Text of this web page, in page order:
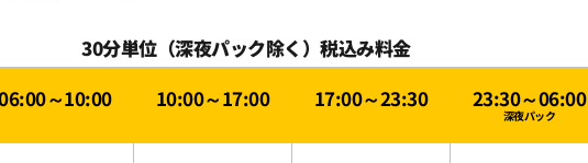
30分単位（深夜パック除く）税込み料金
～10:00
10:00～17:00 17:00～23:30 23:30～06:00
深夜パック